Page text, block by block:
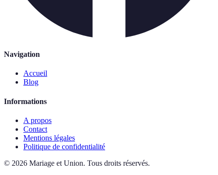
Navigation
Accueil
Blog
Informations
A propos
Contact
Mentions légales
Politique de confidentialité
© 2026 Mariage et Union. Tous droits réservés.